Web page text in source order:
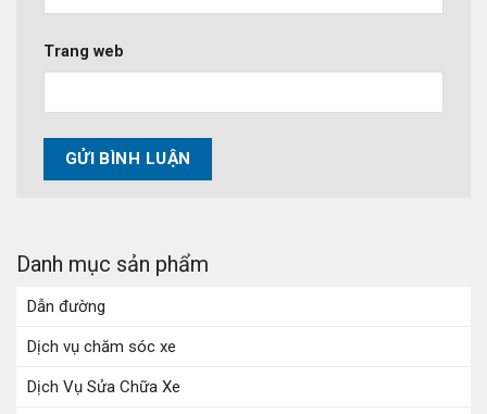
Danh mục sản phẩm
Dẫn đường
Dịch vụ chăm sóc xe
Dịch Vụ Sửa Chữa Xe
Trang web